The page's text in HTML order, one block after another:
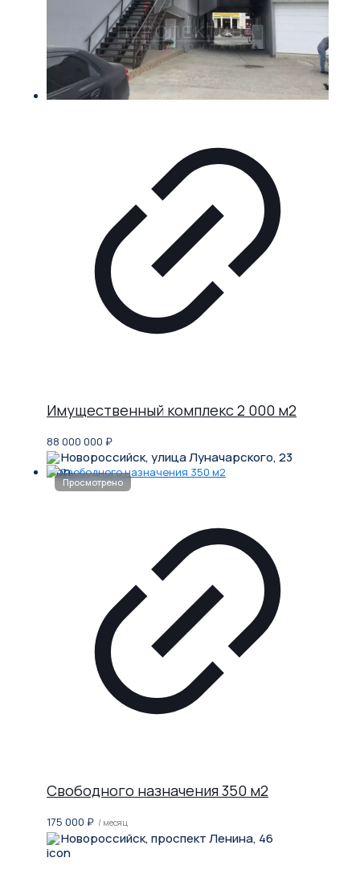
Имущественный комплекс 2 000 м2
88 000 000 ₽
Новороссийск, улица Луначарского, 23
Свободного назначения 350 м2
175 000 ₽ / месяц
Новороссийск, проспект Ленина, 46